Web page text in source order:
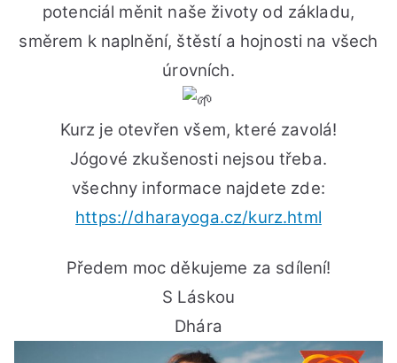
potenciál měnit naše životy od základu,
směrem k naplnění, štěstí a hojnosti na všech
úrovních.
Kurz je otevřen všem, které zavolá!
Jógové zkušenosti nejsou třeba.
všechny informace najdete zde:
https://dharayoga.cz/kurz.html
Předem moc děkujeme za sdílení!
S Láskou
Dhára